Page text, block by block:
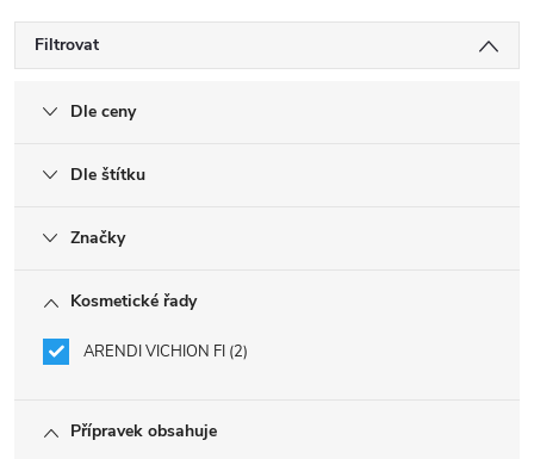
Filtrovat
Dle ceny
Dle štítku
Značky
Kosmetické řady
ARENDI VICHION FI 2
Přípravek obsahuje